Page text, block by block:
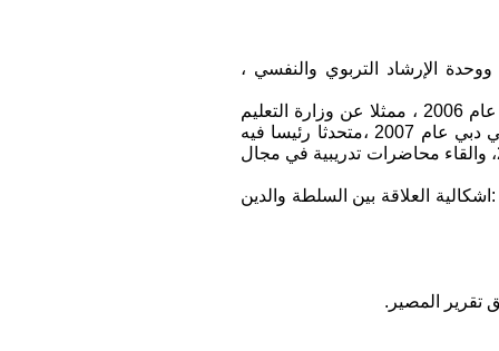
الإرشاد التربوي والنفسي ،
• المشاركة في مؤتمرات علمية داخل العراق وخارجه..بينها : مؤتمر الصحة النفسية العالمي في القاهرة عام 2006 ، ممثلا عن وزارة التعليم
العالي العراقية ومقدما لورقة عمل لدور الوزارة في الصحة النفسية بالعراق. ومؤتمر الإرشاد العربي في دبي عام 2007 ،متحدثا رئيسا فيه
.ومؤتمر الصحة النفسية في أربيل 2008 ، والمؤتمر الحادي عشر للطب النفسي العربي ،في دمشق 2008، والقاء محاضرات تدريبية في مجال
عن جدلية العلاقة بين العلم والدين (النمسا – فيينا- 2015) ..بعنوان :اشكالية العلاقة بين السلطة والدين